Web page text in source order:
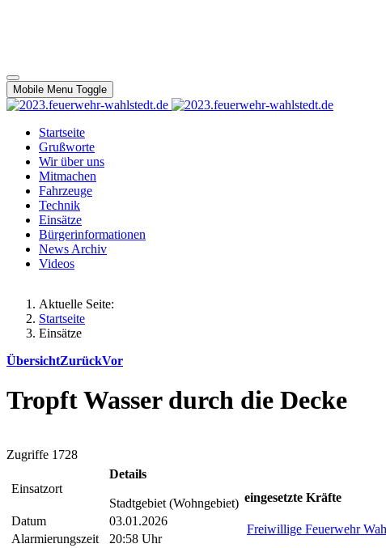
Mobile Menu Toggle
Startseite
Grußworte
Wir über uns
Mitmachen
Fahrzeuge
Technik
Einsätze
Bürgerinformationen
News Archiv
Videos
Aktuelle Seite:
Startseite
Einsätze
ÜbersichtZurückVor
Tropft Wasser durch die Decke
Zugriffe 1728
Einsatzort
Details
Stadtgebiet (Wohngebiet)
Datum
03.01.2026
Alarmierungszeit
20:58 Uhr
eingesetzte Kräfte
Freiwillige Feuerwehr